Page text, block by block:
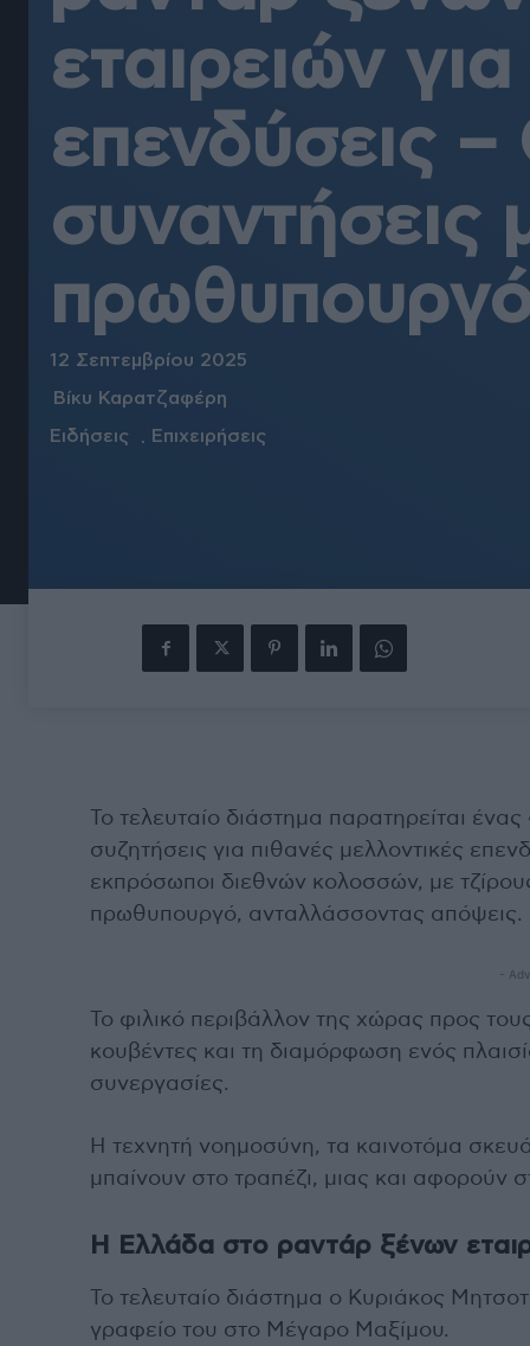
εταιρειών για
επενδύσεις –
συναντήσεις
12 Σεπτεμβρίου 2025
Βίκυ Καρατζαφέρη
Ειδήσεις
Επιχειρήσεις
Το τελευταίο διάστημα παρατηρείται
συζητήσεις για πιθανές μελλοντικές
εκπρόσωποι διεθνών κολοσσών, με
πρωθυπουργό, ανταλλάσσοντας απόψεις.
-
Το φιλικό περιβάλλον της χώρας προς
κουβέντες και τη διαμόρφωση ενός
συνεργασίες.
Η τεχνητή νοημοσύνη, τα καινοτόμα
μπαίνουν στο τραπέζι, μιας και αφορούν
Η Ελλάδα στο ραντάρ ξένων
Το τελευταίο διάστημα ο Κυριάκος
γραφείο του στο Μέγαρο Μαξίμου.